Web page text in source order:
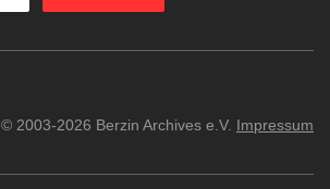
© 2003-2026 Berzin Archives e.V. Impressum